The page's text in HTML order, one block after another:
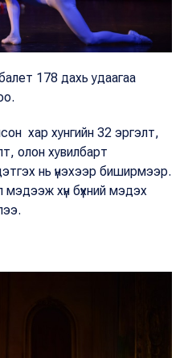
178 дахь удаагаа
хар хунгийн 32 эргэлт,
олон хувилбарт
нь үнэхээр биширмээр.
мэдээж хүн бүхний мэдэх